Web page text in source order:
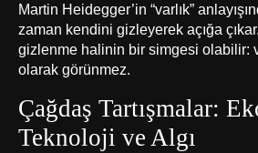
Martin Heidegger’in “varlık”
zaman kendini gizleyerek açığa
gizlenme halinin bir simgesi olabilir:
olarak görünmez.
Çağdaş Tartışmalar:
Teknoloji ve Algı